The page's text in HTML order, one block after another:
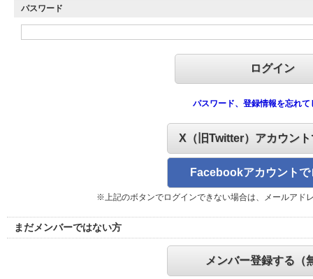
パスワード
パスワード、登録情報を忘れて
X（旧Twitter）アカウン
Facebookアカウントで
※上記のボタンでログインできない場合は、メールアド
まだメンバーではない方
メンバー登録する（